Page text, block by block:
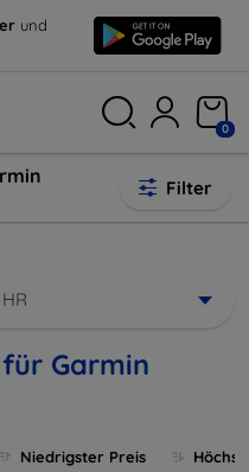
und
0
Filter
Garmin
Niedrigster Preis